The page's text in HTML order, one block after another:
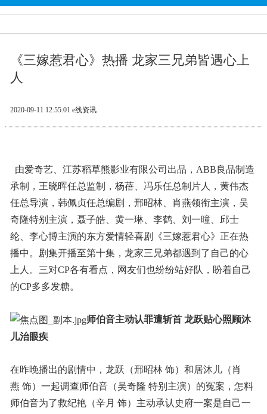
《三嫁惹君心》热播 龙家三兄弟皆遇心上
人
2020-09-11 12:55:01 e线资讯
由爱奇艺、江苏稻草熊影业有限公司出品，ABB良品制造
承制，王晓晖任总监制，杨蓓、冯乐任总制片人，黄伟杰
任总导演，韩佩贞任总编剧，邢昭林、肖燕领衔主演，吴
奇隆特别主演，聂子皓、黄一琳、李鹤、刘一曈、邱士
纶、李心博主演的东方爱情轻喜剧《三嫁惹君心》正在热
播中。剧集开播至第十集，龙家三兄弟都遇到了自己的心
上人。三对CP各有看点，网友们也纷纷站好队，盼着自己
的CP多多发糖。
师伯音主动认罪遭斩首 龙跃贴心照顾沐
儿治眼疾
在昨晚播出的剧情中，龙跃（邢昭林 饰）和居沐儿（肖
燕 饰）一起调查师伯音（吴奇隆 特别主演）的冤案，怎料
师伯音为了救纪艳（辛月 饰）主动承认史府一案是自己一